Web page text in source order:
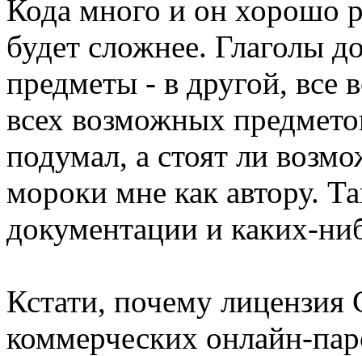
Кода много и он хорошо
будет сложнее. Глаголы
предметы - в другой, все
всех возможных
подумал, а стоят ли
мороки мне как автору.
документации и каких-
Кстати, почему
коммерческих онлайн-